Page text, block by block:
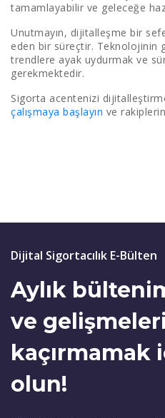
tamamlayabilir ve geleceğe
Unutmayın, dijitalleşme bir
eden bir süreçtir. Teknolojinin
trendlere ayak uydurmak ve
gerekmektedir.
Sigorta acentenizi
çalışmaya başlayın ve
Dijital Sigortacılık E-Bülten
Aylık
ve gelişmeleri
kaçırmamak
olun!